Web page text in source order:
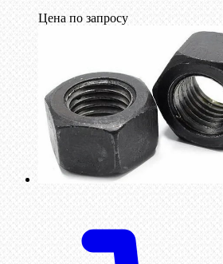
Цена по запросу